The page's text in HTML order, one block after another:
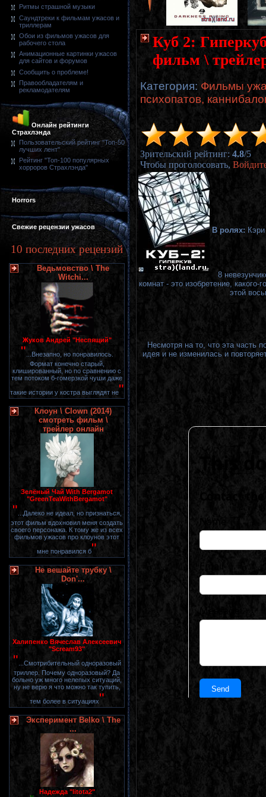
Ритмы страшной музыки
Саундтреки к фильмам ужасов и
триллерам
Обои из фильмов ужасов для
рабочего стола
Анимационные картинки ужасов
для сайтов и форумов
Сообщить о проблеме!
Правообладателям и
рекламодателям
Онлайн рейтинги
Страхлэнда
Пользовательский рейтинг "Топ-50
лучших лент"
Рейтинг "Топ-100 популярных
хорроров Страхлэнда"
Horrors
Свежие рецензии ужасов
10 последних рецензий
Ведьмовство \ The
Witchi...
Жуков Андрей "Неспящий"
" ...Внезапно, но понравилось.
Формат конечно старый,
клишированный, но по сравнению с
тем потоком б-гомерзкой чуши даже
такие истории у костра выглядят не"
Клоун \ Clown (2014)
смотреть фильм \
трейлер онлайн
Зелёный Чай With Bergamot
"GreenTeaWithBergamot"
" ...Далеко не идеал, но признаться,
этот фильм вдохновил меня создать
своего персонажа. К тому же из всех
фильмов ужасов про клоунов этот
мне понравился б"
Не вешайте трубку \
Don'...
Халипенко Вячеслав Алексеевич
"Scream93"
" ...Смотрибительный одноразовый
триллер. Почему одноразовый? Да
больно уж много нелепых ситуаций,
ну не верю я что можно так тупить,
тем более в ситуациях"
Эксперимент Belko \ The
...
Надежда "litota2"
Куб 2:
фильм \
Категория: Фильмы
психопатов,
Зрительский рейтинг: 4.8/5
Чтобы проголосовать,
В ролях:
8
комнат - это изобретение,
этой
Несмотря на то, что эта часть
идея и не изменилась и